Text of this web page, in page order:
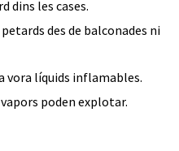
dins les cases.
des de balconades ni
vora líquids inflamables.
poden explotar.